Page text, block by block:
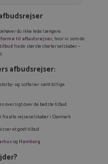
du ikke lede længere.
til afbudsrejser, hvor vi som de
fra de største charterselskaber –
afbudsrejser:
og solferier samt billige
oversigt over de bedste tilbud
fra alle rejseselskaber i Danmark
et godt tilbud
og Hamborg